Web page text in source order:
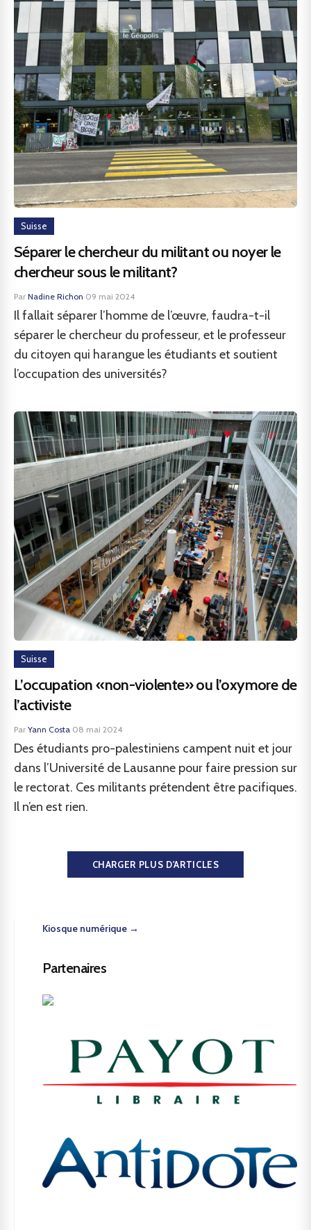
Suisse
Séparer le chercheur du militant ou noyer le
chercheur sous le militant?
Par Nadine Richon·09 mai 2024
Il fallait séparer l’homme de l’œuvre, faudra-t-il
séparer le chercheur du professeur, et le professeur
du citoyen qui harangue les étudiants et soutient
l’occupation des universités?
Suisse
L’occupation «non-violente» ou l’oxymore de
l’activiste
Par Yann Costa·08 mai 2024
Des étudiants pro-palestiniens campent nuit et jour
dans l’Université de Lausanne pour faire pression sur
le rectorat. Ces militants prétendent être pacifiques.
Il n’en est rien.
CHARGER PLUS D'ARTICLES
Kiosque numérique →
Partenaires